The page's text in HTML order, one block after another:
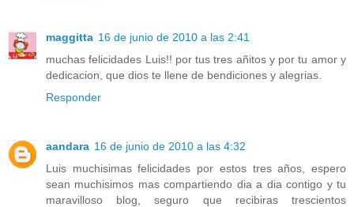
maggitta 16 de junio de 2010 a las 2:41
muchas felicidades Luis!! por tus tres añitos y por tu amor y
dedicacion, que dios te llene de bendiciones y alegrias.
Responder
aandara 16 de junio de 2010 a las 4:32
Luis muchisimas felicidades por estos tres años, espero
sean muchisimos mas compartiendo dia a dia contigo y tu
maravilloso blog, seguro que recibiras trescientos